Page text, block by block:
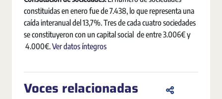
constituidas en enero fue de 7.438, lo que representa una
caída interanual del 13,7%. Tres de cada cuatro sociedades
se constituyeron con un capital social de entre 3.006€ y
4.000€.Ver datos íntegros
Voces relacionadas